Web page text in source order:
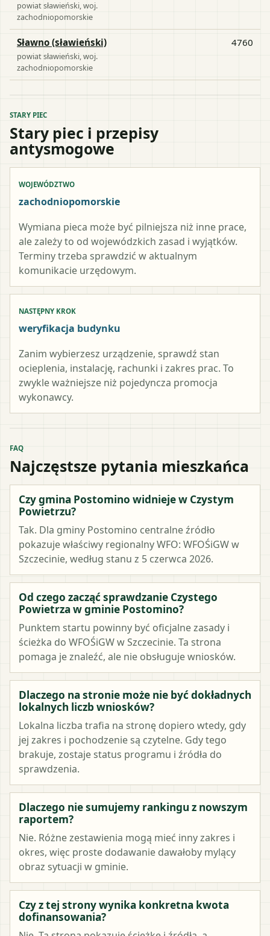
powiatsławieński , woj.
zachodniopomorskie
Sławno (sławieński)
powiatsławieński , woj.
zachodniopomorskie
4760
STARY PIEC
Stary piec i przepisy
antysmogowe
WOJEWÓDZTWO
zachodniopomorskie
Wymiana pieca może być pilniejsza niż inne prace,
ale zależy to od wojewódzkich zasad i wyjątków.
Terminy trzeba sprawdzić w aktualnym
komunikacie urzędowym.
NASTĘPNY KROK
weryfikacja budynku
Zanim wybierzesz urządzenie, sprawdź stan
ocieplenia, instalację, rachunki i zakres prac. To
zwykle ważniejsze niż pojedyncza promocja
wykonawcy.
FAQ
Najczęstsze pytania mieszkańca
Czy gmina Postomino widnieje w Czystym
Powietrzu?
Tak. Dla gminy Postomino centralne źródło
pokazuje właściwy regionalny WFO: WFOŚiGW w
Szczecinie, według stanu z 5 czerwca 2026.
Od czego zacząć sprawdzanie Czystego
Powietrza w gminie Postomino?
Punktem startu powinny być oficjalne zasady i
ścieżka do WFOŚiGW w Szczecinie. Ta strona
pomaga je znaleźć, ale nie obsługuje wniosków.
Dlaczego na stronie może nie być dokładnych
lokalnych liczb wniosków?
Lokalna liczba trafia na stronę dopiero wtedy, gdy
jej zakres i pochodzenie są czytelne. Gdy tego
brakuje, zostaje status programu i źródła do
sprawdzenia.
Dlaczego nie sumujemy rankingu z nowszym
raportem?
Nie. Różne zestawienia mogą mieć inny zakres i
okres, więc proste dodawanie dawałoby mylący
obraz sytuacji w gminie.
Czy z tej strony wynika konkretna kwota
dofinansowania?